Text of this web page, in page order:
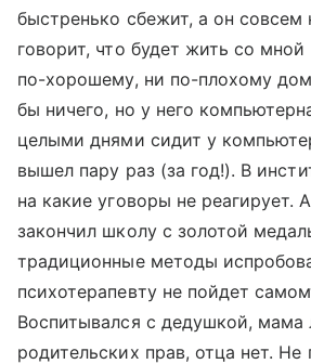
быстренько сбежит, а он совсем
говорит, что будет жить со
по-хорошему, ни по-плохому
бы ничего, но у него
целыми днями сидит у
вышел пару раз (за год!). В
на какие уговоры не реагирует.
закончил школу с золотой
традиционные методы
психотерапевту не пойдет
Воспитывался с дедушкой, мама
родительских прав, отца нет. Не